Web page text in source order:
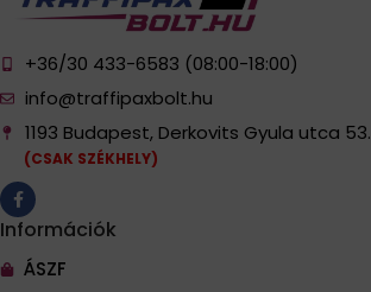
+36/30 433-6583 (08:00-18:00)
info@traffipaxbolt.hu
1193 Budapest, Derkovits Gyula utca 53.
(CSAK SZÉKHELY)
Információk
ÁSZF